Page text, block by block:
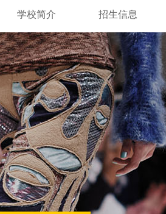
学校简介 招生信息